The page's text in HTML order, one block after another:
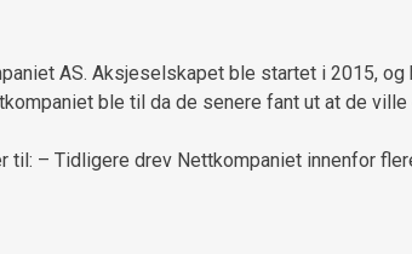
AS. Aksjeselskapet ble startet i 2015,
ble til da de senere fant ut at de ville
– Tidligere drev Nettkompaniet innenfor